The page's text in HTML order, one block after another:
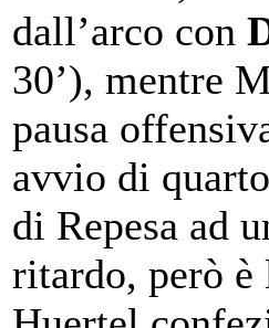
dall’arco con
30’), mentre
pausa
avvio di
di Repesa ad
ritardo, però